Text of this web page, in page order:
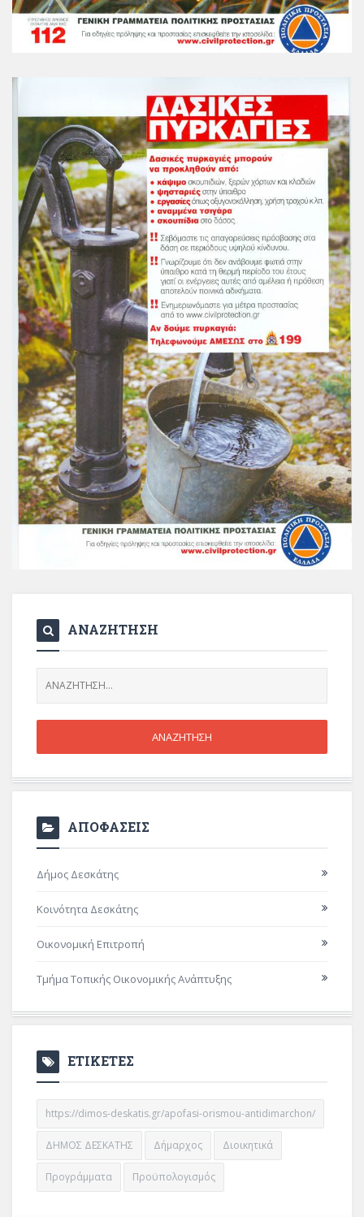
ΑΝΑΖΗΤΗΣΗ
ΑΠΟΦΑΣΕΙΣ
Δήμος Δεσκάτης
Κοινότητα Δεσκάτης
Οικονομική Επιτροπή
Τμήμα Τοπικής Οικονομικής Ανάπτυξης
ΕΤΙΚΕΤΕΣ
https://dimos-deskatis.gr/apofasi-orismou-antidimarchon/
ΔΗΜΟΣ ΔΕΣΚΑΤΗΣ Δήμαρχος Διοικητικά
Προγράμματα Προϋπολογισμός